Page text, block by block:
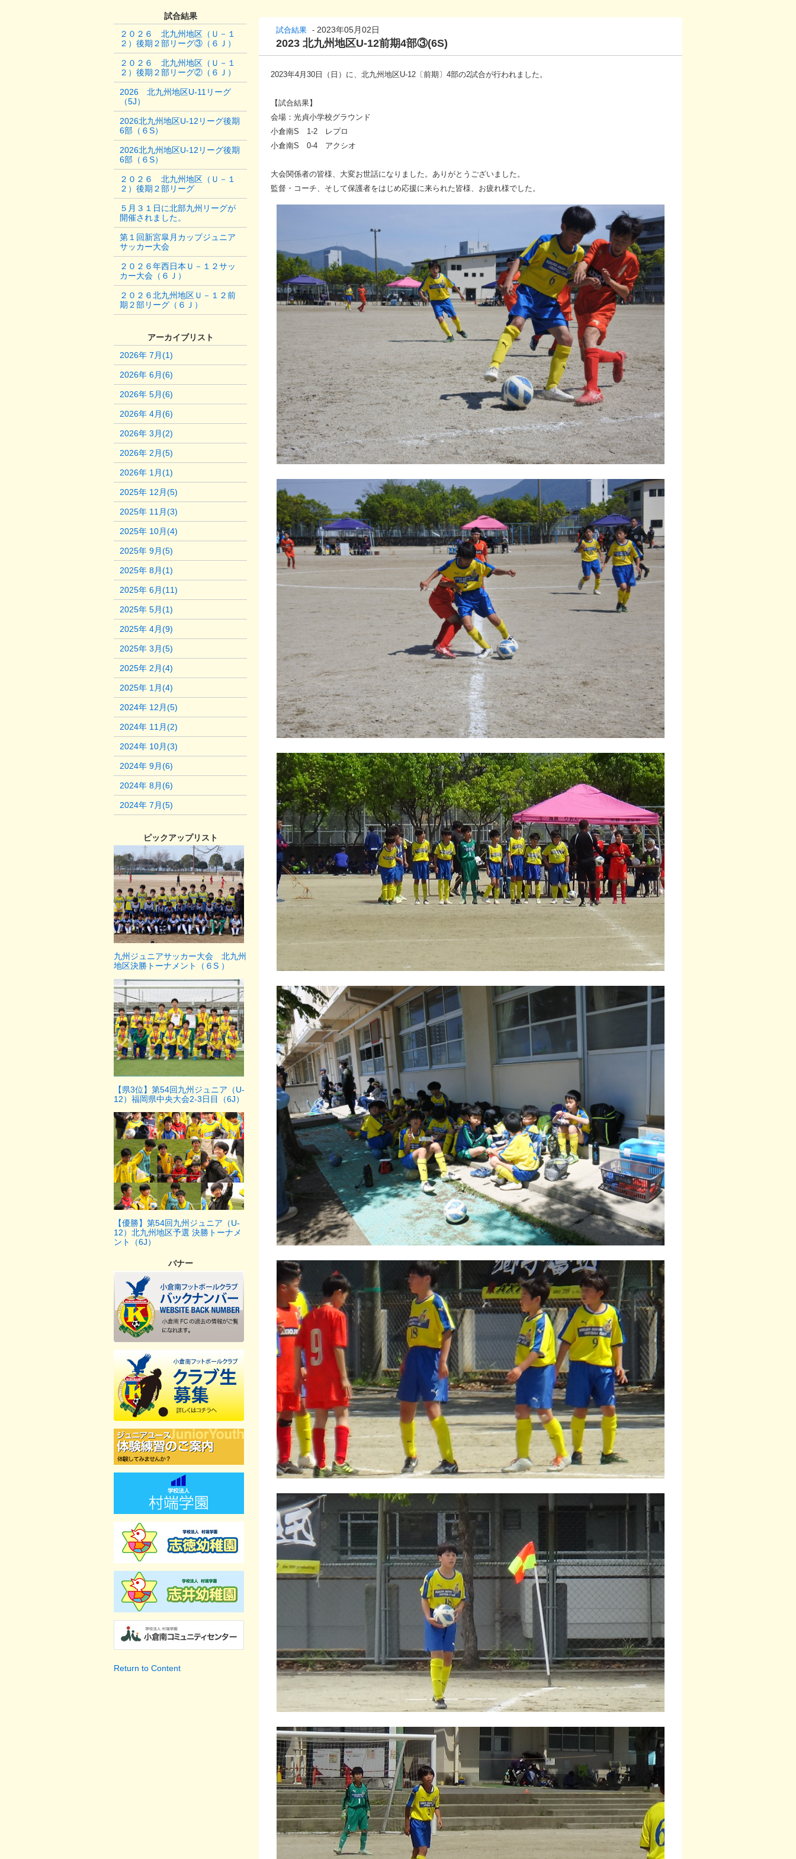
試合結果 - 2023年05月02日
2023 北九州地区U-12前期4部③(6S)
2023年4月30日（日）に、北九州地区U-12〔前期〕4部の2試合が行われました。
【試合結果】
会場：光貞小学校グラウンド
小倉南S 1-2 レプロ
小倉南S 0-4 アクシオ
大会関係者の皆様、大変お世話になりました。ありがとうございました。
監督・コーチ、そして保護者をはじめ応援に来られた皆様、お疲れ様でした。
試合結果
２０２６ 北九州地区（Ｕ－１
２）後期２部リーグ③（６Ｊ）
２０２６ 北九州地区（Ｕ－１
２）後期２部リーグ②（６Ｊ）
2026 北九州地区U-11リーグ
（5J）
2026北九州地区U-12リーグ後期
6部（６S）
2026北九州地区U-12リーグ後期
6部（６S）
２０２６ 北九州地区（Ｕ－１
２）後期２部リーグ
５月３１日に北部九州リーグが
開催されました。
第１回新宮皐月カップジュニア
サッカー大会
２０２６年西日本Ｕ－１２サッ
カー大会（６Ｊ）
２０２６北九州地区Ｕ－１２前
期２部リーグ（６Ｊ）
アーカイブリスト
2026年 7月(1)
2026年 6月(6)
2026年 5月(6)
2026年 4月(6)
2026年 3月(2)
2026年 2月(5)
2026年 1月(1)
2025年 12月(5)
2025年 11月(3)
2025年 10月(4)
2025年 9月(5)
2025年 8月(1)
2025年 6月(11)
2025年 5月(1)
2025年 4月(9)
2025年 3月(5)
2025年 2月(4)
2025年 1月(4)
2024年 12月(5)
2024年 11月(2)
2024年 10月(3)
2024年 9月(6)
2024年 8月(6)
2024年 7月(5)
ピックアップリスト
九州ジュニアサッカー大会 北九州
地区決勝トーナメント（６S ）
【県3位】第54回九州ジュニア（U-
12）福岡県中央大会2-3日目（6J）
【優勝】第54回九州ジュニア（U-
12）北九州地区予選 決勝トーナメ
ント（6J）
バナー
Return to Content